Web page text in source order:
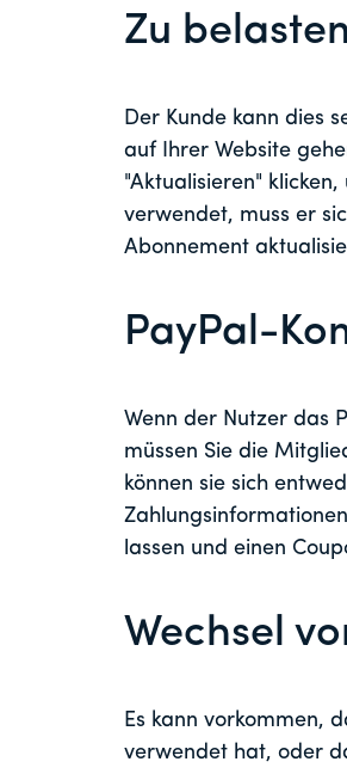
Zu
Der Kunde kann dies
auf Ihrer Website
"Aktualisieren"
verwendet, muss er
Abonnement
PayPal-
Wenn der Nutzer das
müssen Sie die
können sie sich
lassen und einen
Wechsel
Es kann vorkommen,
verwendet hat, oder